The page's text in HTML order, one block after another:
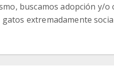
buscamos adopción y/o
extremadamente